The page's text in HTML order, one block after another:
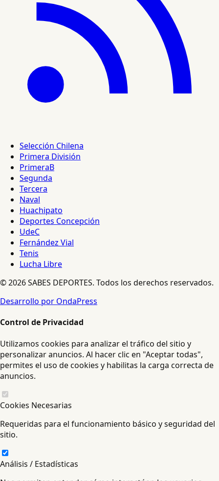
Selección Chilena
Primera División
PrimeraB
Segunda
Tercera
Naval
Huachipato
Deportes Concepción
UdeC
Fernández Vial
Tenis
Lucha Libre
© 2026 SABES DEPORTES. Todos los derechos reservados.
Desarrollo por OndaPress
Control de Privacidad
Utilizamos cookies para analizar el tráfico del sitio y
personalizar anuncios. Al hacer clic en "Aceptar todas",
permites el uso de cookies y habilitas la carga correcta de
anuncios.
Cookies Necesarias
Requeridas para el funcionamiento básico y seguridad del
sitio.
Análisis / Estadísticas